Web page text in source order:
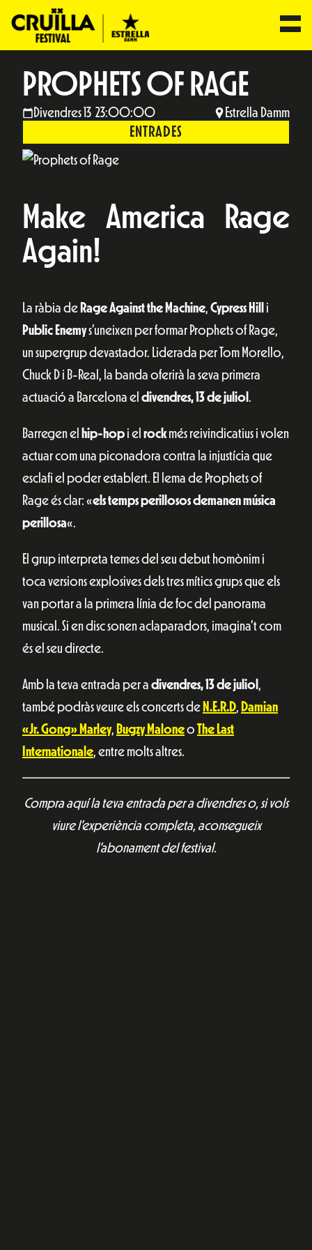
PROPHETS OF RAGE
Divendres 13 23:00:00 Estrella Damm
ENTRADES
Make America Rage
Again!
La ràbia de Rage Against the Machine, Cypress Hill i
Public Enemys’uneixen per formar Prophets of Rage,
un supergrup devastador. Liderada per Tom Morello,
Chuck D i B-Real, la banda oferirà la seva primera
actuació a Barcelona el divendres, 13 de juliol .
Barregen el hip-hop i el rockmés reivindicatius i volen
actuar com una piconadora contra la injustícia que
esclafi el poder establert. El lema de Prophets of
Rage és clar: «els temps perillosos demanen música
perillosa«.
El grup interpreta temes del seu debut homònim i
toca versions explosives dels tres mítics grups que els
van portar a la primera línia de foc del panorama
musical. Si en disc sonen aclaparadors, imagina’t com
és el seu directe.
Amb la teva entrada per a divendres, 13 de juliol ,
també podràs veure els concerts de N.E.R.D, Damian
«Jr. Gong» Marley, Bugzy Maloneo The Last
Internationale, entre molts altres.
Compra aquí la teva entrada per a divendres o, si vols
viure l’experiència completa, aconsegueix
l’abonament del festival.